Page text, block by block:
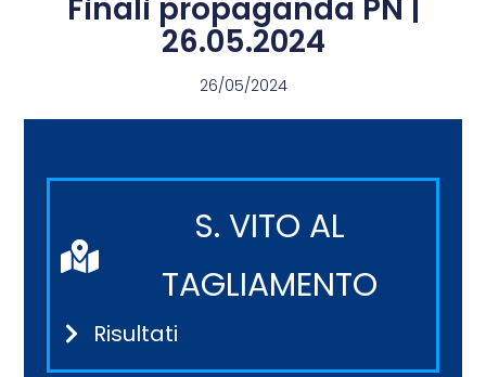
Finali propaganda PN |
26.05.2024
26/05/2024
S. VITO AL
TAGLIAMENTO
Risultati